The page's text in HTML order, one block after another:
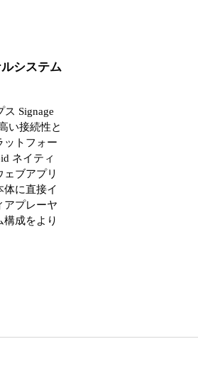
システム
Signage
い接続性と
ットフォー
ネイティ
ブアプリ
体に直接イ
アプレーヤ
成をより